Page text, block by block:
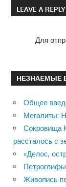
по
LEAVE A REPLY
Для
НЕЗНАЕМЫЕ
Общее
Мегалиты:
Сокровища
рассталось с
«Делос,
Живопись